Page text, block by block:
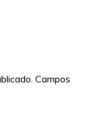
Campos